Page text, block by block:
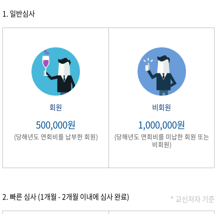
1. 일반심사
회원
500,000원
(당해년도 연회비를 납부한 회원)
비회원
1,000,000원
(당해년도 연회비를 미납한 회원 또는
비회원)
2. 빠른 심사 (1개월 - 2개월 이내에 심사 완료) * 교신저자 기준